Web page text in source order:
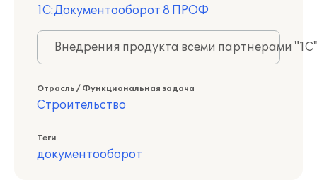
1С:Документооборот 8 ПРОФ
Внедрения продукта всеми партнерами
Отрасль / Функциональная задача
Строительство
Теги
документооборот